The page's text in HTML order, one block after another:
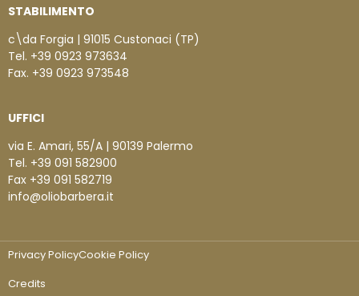
STABILIMENTO
c\da Forgia | 91015 Custonaci (TP)
Tel. +39 0923 973634
Fax. +39 0923 973548
UFFICI
via E. Amari, 55/A | 90139 Palermo
Tel. +39 091 582900
Fax +39 091 582719
info@oliobarbera.it
Privacy PolicyCookie Policy
Credits